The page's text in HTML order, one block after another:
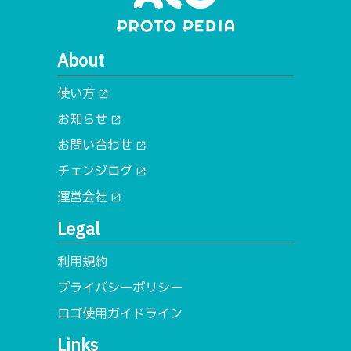
About
使い方 open_in_new
お知らせ open_in_new
お問い合わせ open_in_new
チェンジログ open_in_new
運営会社 open_in_new
Legal
利用規約
プライバシーポリシー
ロゴ使用ガイドライン